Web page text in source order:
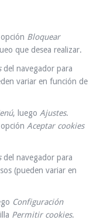
Bloquear
que desea realizar.
del navegador para
variar en función de
, luego Ajustes.
Aceptar cookies
del navegador para
(pueden variar en
Configuración
Permitir cookies.